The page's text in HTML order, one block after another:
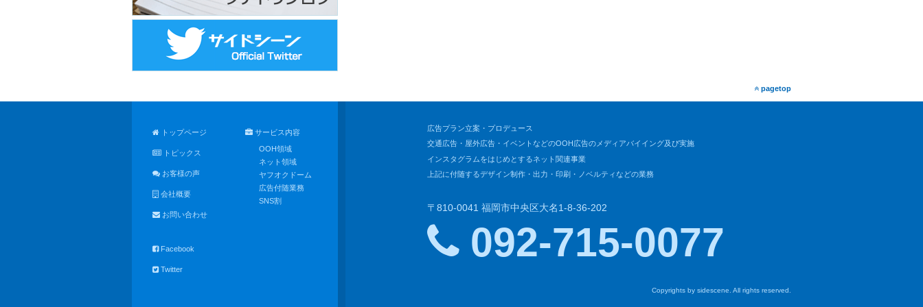
pagetop
トップページ
トピックス
お客様の声
会社概要
お問い合わせ
Facebook
Twitter
サービス内容
OOH領域
ネット領域
ヤフオクドーム
広告付随業務
SNS割
広告プラン立案・プロデュース
交通広告・屋外広告・イベントなどのOOH広告のメディアバイイング及び実施
インスタグラムをはじめとするネット関連事業
上記に付随するデザイン制作・出力・印刷・
ノベルティなどの業務
〒810-0041 福岡市中央区大名1-8-36-202
092-715-0077
Copyrights by sidescene. All rights reserved.